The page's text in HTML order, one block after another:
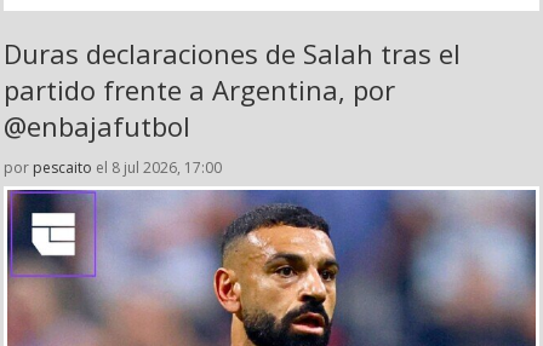
Duras declaraciones de Salah tras el
partido frente a Argentina, por
@enbajafutbol
por pescaito el 8 jul 2026, 17:00